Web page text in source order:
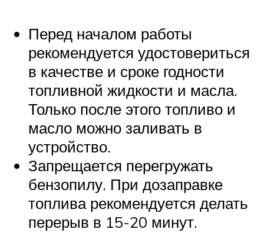
Перед началом работы
рекомендуется удостовериться
в качестве и сроке годности
топливной жидкости и масла.
Только после этого топливо и
масло можно заливать в
устройство.
Запрещается перегружать
бензопилу. При дозаправке
топлива рекомендуется делать
перерыв в 15-20 минут.